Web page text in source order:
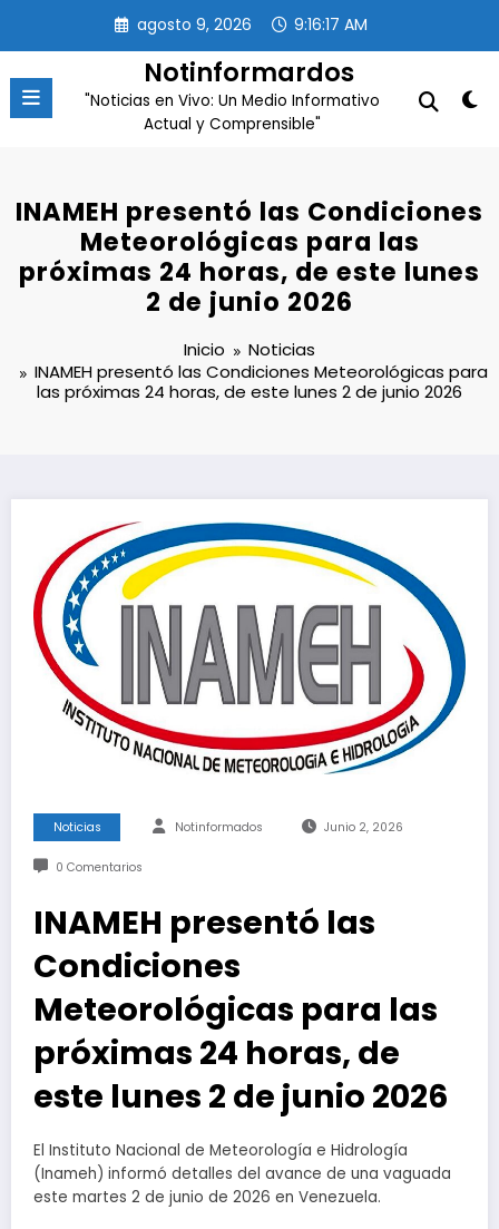
contenido
agosto 9, 2026 9:16:18 AM
Notinformardos
"Noticias en Vivo: Un Medio Informativo
Actual y Comprensible"
INAMEH presentó las Condiciones
Meteorológicas para las
próximas 24 horas, de este lunes
2 de junio 2026
Inicio
Noticias
INAMEH presentó las Condiciones Meteorológicas para
las próximas 24 horas, de este lunes 2 de junio 2026
Noticias Notinformados Junio 2, 2026
0 Comentarios
INAMEH presentó las
Condiciones
Meteorológicas para las
próximas 24 horas, de
este lunes 2 de junio 2026
El Instituto Nacional de Meteorología e Hidrología
(Inameh) informó detalles del avance de una vaguada
este martes 2 de junio de 2026 en Venezuela.